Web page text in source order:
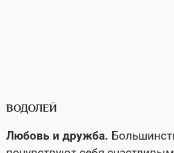
ВОДОЛЕЙ
Любовь и дружба.